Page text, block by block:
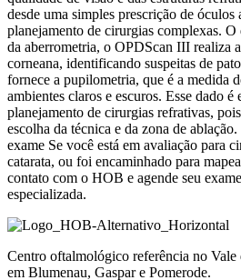
desde uma simples prescrição de óculos
planejamento de cirurgias complexas.
da aberrometria, o OPDScan III realiza
corneana, identificando suspeitas de
fornece a pupilometria, que é a medida
ambientes claros e escuros. Esse dado
planejamento de cirurgias refrativas,
escolha da técnica e da zona de
exame Se você está em avaliação para
catarata, ou foi encaminhado para
contato com o HOB e agende seu
especializada.
Centro oftalmológico referência no
em Blumenau, Gaspar e Pomerode.